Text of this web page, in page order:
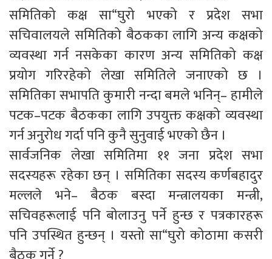
समितिको कक्ष सा“घुरो भएको र प्रदेश सभा
सचिवालयले समितिको बैठकका लागि अन्य कक्षको
व्यवस्था गर्न नसकेका कारण अन्य समितिको कक्ष
प्रयोग गरिरहेको लेखा समितिले जनाएको छ ।
समितिका सभापति कुमारी नन्दा बमले भनिन्– हामीले
पटक–पटक बैठकका लागि उपयुक्त कक्षको व्यवस्था
गर्न अनुरोध गर्दा पनि कुनै सुनुवाई भएको छैन ।
सार्वजनिक लेखा समितिमा ११ जना प्रदेश सभा
सदस्यहरू रहेका छन् । समितिका सदस्य कर्णबहादुर
मल्लले भने– बैठक बस्दा मन्त्रालयका मन्त्री,
सचिवहरूलाई पनि बोलाउनु पर्ने हुन्छ र पत्रकारहरू
पनि उपस्थित हुन्छन् । यस्तो सा“घुरो कोठामा कसरी